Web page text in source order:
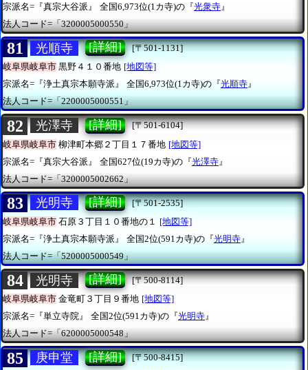
宗派名=『真宗大谷派』
全国6,973位(1カ寺)の『光衆寺 』
法人コード=「3200005000550」
81 光順寺 [詳細]
[〒501-1131]
岐阜県岐阜市 黒野４１０番地 [地図等]
宗派名=『浄土真宗本願寺派』
全国6,973位(1カ寺)の『光順寺』
法人コード=「2200005000551」
82 光澤寺 [詳細]
[〒501-6104]
岐阜県岐阜市 柳津町本郷２丁目１７番地 [地図等]
宗派名=『真宗大谷派』
全国627位(19カ寺)の『光澤寺 』
法人コード=「3200005002662」
83 光明寺 [詳細]
[〒501-2535]
岐阜県岐阜市 石原３丁目１０番地の１
[地図等]
宗派名=『浄土真宗本願寺派』
全国2位(591カ寺)の『光明寺 』
法人コード=「5200005000549」
84 光明寺 [詳細]
[〒500-8114]
岐阜県岐阜市 金竜町３丁目９番地 [地図等]
宗派名=『単立寺院』
全国2位(591カ寺)の『光明寺』
法人コード=「6200005000548」
85 庚申堂 [詳細]
[〒500-8415]